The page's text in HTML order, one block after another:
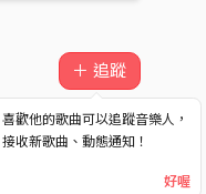
＋ 追蹤
喜歡他的歌曲可以追蹤音樂人，
接收新歌曲、動態通知！
好喔